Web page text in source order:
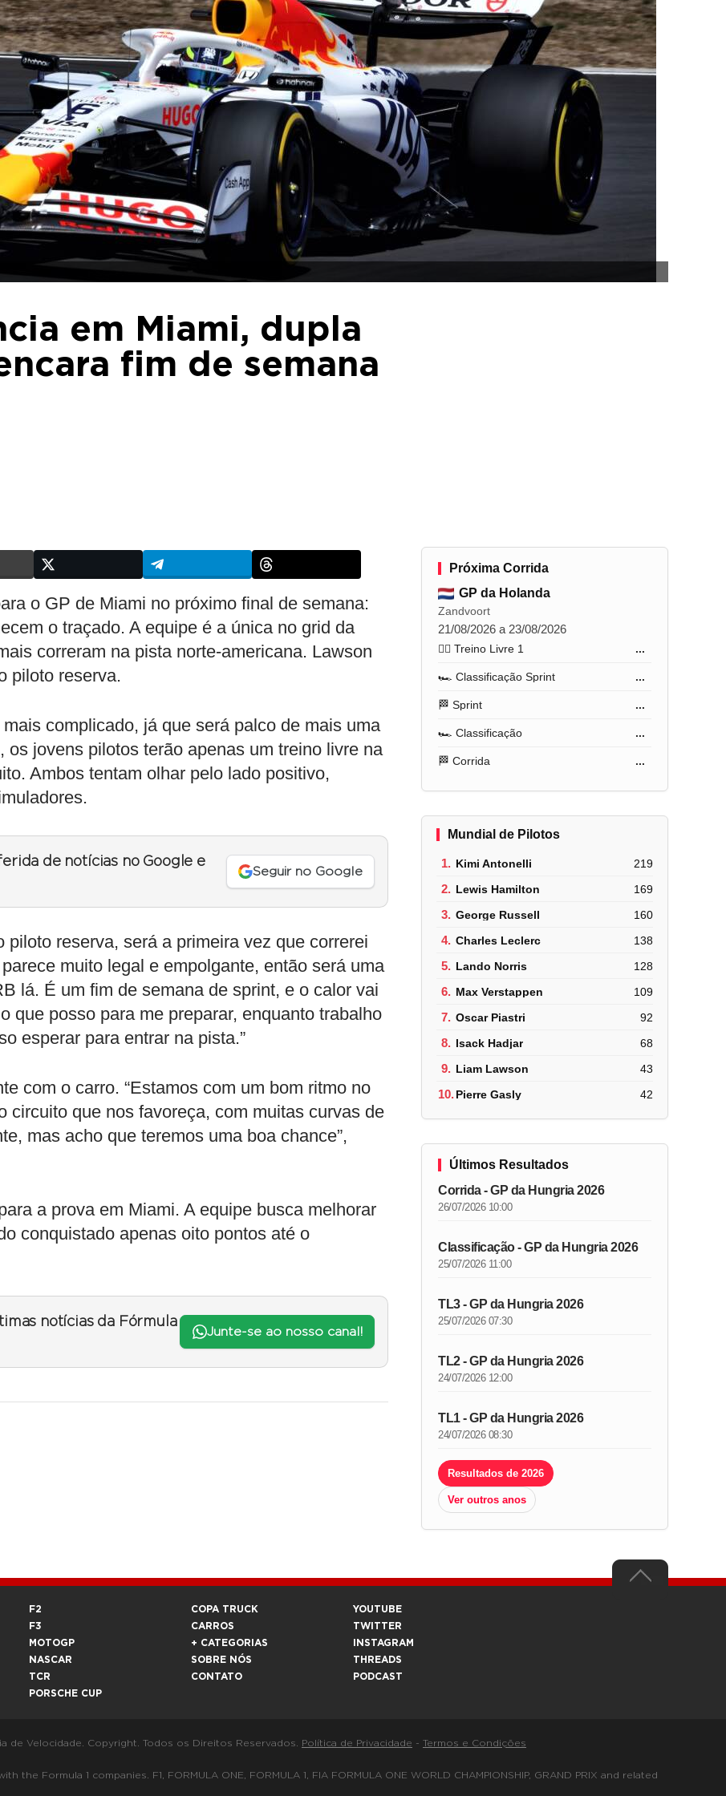
em Miami, dupla
fim de semana
o GP de Miami no próximo final de semana:
o traçado. A equipe é a única no grid da
correram na pista norte-americana. Lawson
piloto reserva.
complicado, já que será palco de mais uma
jovens pilotos terão apenas um treino livre na
Ambos tentam olhar pelo lado positivo,
de notícias no Google e
Seguir no Google
piloto reserva, será a primeira vez que correrei
muito legal e empolgante, então será uma
lá. É um fim de semana de sprint, e o calor vai
que posso para me preparar, enquanto trabalho
esperar para entrar na pista.”
com o carro. “Estamos com um bom ritmo no
circuito que nos favoreça, com muitas curvas de
mas acho que teremos uma boa chance”,
a prova em Miami. A equipe busca melhorar
conquistado apenas oito pontos até o
notícias da Fórmula
Junte-se ao nosso canal!
Próxima Corrida
GP da Holanda
Zandvoort
21/08/2026 a 23/08/2026
🏋️‍♂️ Treino Livre 1 ...
🏎️ Classificação Sprint ...
🏁 Sprint ...
🏎️ Classificação ...
🏁 Corrida ...
Mundial de Pilotos
1. Kimi Antonelli 219
2. Lewis Hamilton 169
3. George Russell 160
4. Charles Leclerc 138
5. Lando Norris 128
6. Max Verstappen 109
7. Oscar Piastri 92
8. Isack Hadjar 68
9. Liam Lawson 43
10.Pierre Gasly 42
Últimos Resultados
Corrida - GP da Hungria 2026
26/07/2026 10:00
Classificação - GP da Hungria 2026
25/07/2026 11:00
TL3 - GP da Hungria 2026
25/07/2026 07:30
TL2 - GP da Hungria 2026
24/07/2026 12:00
TL1 - GP da Hungria 2026
24/07/2026 08:30
Resultados de 2026
Ver outros anos
F2
F3
MOTOGP
NASCAR
TCR
PORSCHE CUP
COPA TRUCK
CARROS
+ CATEGORIAS
SOBRE NÓS
CONTATO
YOUTUBE
TWITTER
INSTAGRAM
THREADS
PODCAST
de Velocidade. Copyright. Todos os Direitos Reservados. Política de Privacidade - Termos e Condições
Formula 1 companies. F1, FORMULA ONE, FORMULA 1, FIA FORMULA ONE WORLD CHAMPIONSHIP, GRAND PRIX and related